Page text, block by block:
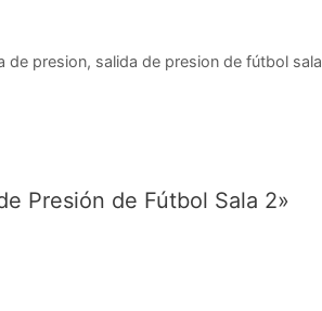
de presion, salida de presion de fútbol sala
Presión de Fútbol Sala 2»